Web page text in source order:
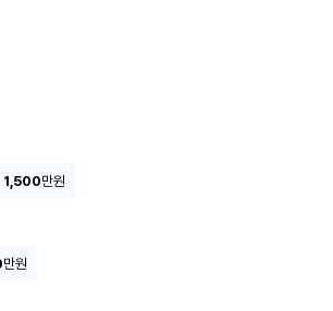
1,500만원
만원